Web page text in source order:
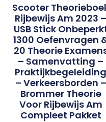
Scooter
Rijbewijs Am 2023 –
USB Stick
1300 Oefenvragen
20 Theorie
– Samenvatting –
Praktijkbegeleiding
– Verkeersborden –
Brommer Theorie
Voor Rijbewijs Am
Compleet Pakket